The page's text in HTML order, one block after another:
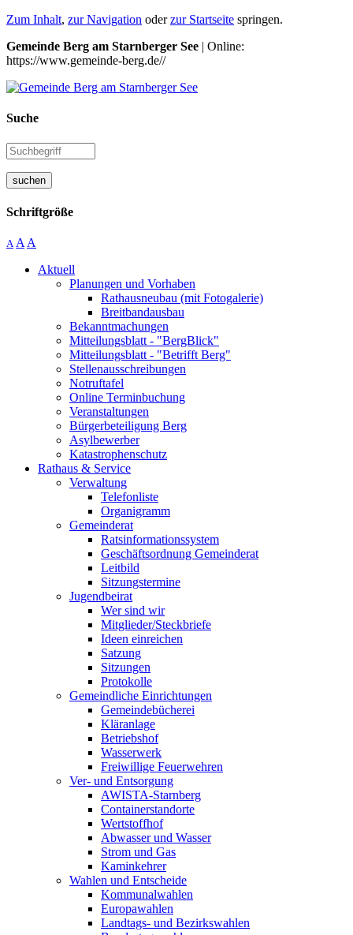
Zum Inhalt, zur Navigation oderzur Startseite springen.
Gemeinde Berg am Starnberger See | Online:
https://www.gemeinde-berg.de//
Suche
suchen
Schriftgröße
A A A
Aktuell
Planungen und Vorhaben
Rathausneubau (mit Fotogalerie)
Breitbandausbau
Bekanntmachungen
Mitteilungsblatt - "BergBlick"
Mitteilungsblatt - "Betrifft Berg"
Stellenausschreibungen
Notruftafel
Online Terminbuchung
Veranstaltungen
Bürgerbeteiligung Berg
Asylbewerber
Katastrophenschutz
Rathaus & Service
Verwaltung
Telefonliste
Organigramm
Gemeinderat
Ratsinformationssystem
Geschäftsordnung Gemeinderat
Leitbild
Sitzungstermine
Jugendbeirat
Wer sind wir
Mitglieder/Steckbriefe
Ideen einreichen
Satzung
Sitzungen
Protokolle
Gemeindliche Einrichtungen
Gemeindebücherei
Kläranlage
Betriebshof
Wasserwerk
Freiwillige Feuerwehren
Ver- und Entsorgung
AWISTA-Starnberg
Containerstandorte
Wertstoffhof
Abwasser und Wasser
Strom und Gas
Kaminkehrer
Wahlen und Entscheide
Kommunalwahlen
Europawahlen
Landtags- und Bezirkswahlen